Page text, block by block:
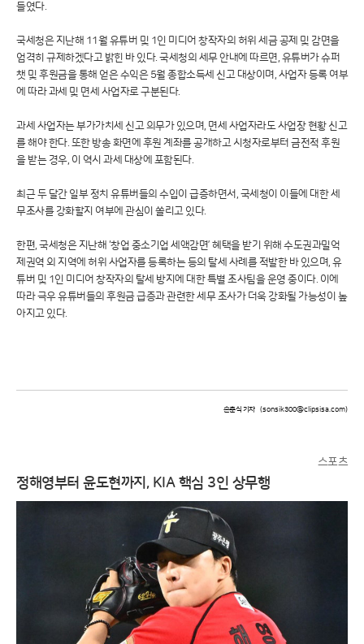
들였다.
국세청은 지난해 11월 유튜버 및 1인 미디어 창작자의 허위 세금 공제 및 감면을
엄격히 규제하겠다고 밝힌 바 있다. 국세청의 세무 안내에 따르면, 유튜버가 슈퍼
챗 및 후원금을 통해 얻은 수익은 5월 종합소득세 신고 대상이며, 사업자 등록 여부
에 따라 과세 및 면세 사업자로 구분된다.
과세 사업자는 부가가치세 신고 의무가 있으며, 면세 사업자라도 사업장 현황 신고
를 해야 한다. 또한 방송 화면에 후원 계좌를 공개하고 시청자로부터 금전적 후원
을 받는 경우, 이 역시 과세 대상에 포함된다.
최근 두 달간 일부 정치 유튜버들의 수입이 급증하면서, 국세청이 이들에 대한 세
무조사를 강화할지 여부에 관심이 쏠리고 있다.
한편, 국세청은 지난해 ‘창업 중소기업 세액감면’ 혜택을 받기 위해 수도권과밀억
제권역 외 지역에 허위 사업자를 등록하는 등의 탈세 사례를 적발한 바 있으며, 유
튜버 및 1인 미디어 창작자의 탈세 방지에 대한 특별 조사팀을 운영 중이다. 이에
따라 극우 유튜버들의 후원금 급증과 관련한 세무 조사가 더욱 강화될 가능성이 높
아지고 있다.
손춘식 기자 (sonsik300@clipsisa.com)
스포츠
정해영부터 윤도현까지, KIA 핵심 3인 상무행